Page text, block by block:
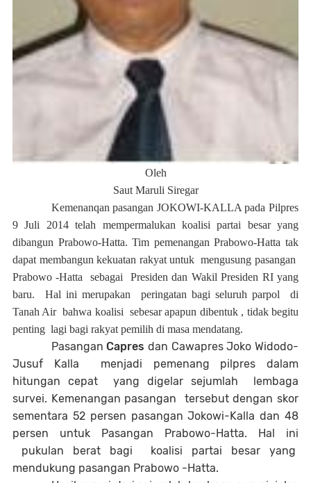
Oleh
Saut Maruli Siregar
Kemenanqan pasangan JOKOWI-KALLA pada Pilpres
9 Juli 2014 telah mempermalukan koalisi partai besar yang
dibangun Prabowo-Hatta. Tim pemenangan Prabowo-Hatta tak
dapat membangun kekuatan rakyat untuk mengusung pasangan
Prabowo -Hatta
sebagai
Presiden dan Wakil Presiden RI yang
baru.
Hal ini merupakan peringatan bagi seluruh parpol
di
Tanah Air bahwa koalisi sebesar apapun dibentuk , tidak begitu
penting lagi bagi rakyat pemilih di masa mendatang.
PasanganCapres dan Cawapres Joko Widodo-
Jusuf Kalla
menjadi pemenang pilpres dalam
hitungan cepat
yang digelar sejumlah
lembaga
survei. Kemenangan pasangan
tersebut dengan skor
sementara 52 persen pasangan Jokowi-Kalla dan 48
persen untuk Pasangan Prabowo-Hatta. Hal ini
pukulan berat bagi
koalisi partai besar yang
mendukung pasangan Prabowo -Hatta.